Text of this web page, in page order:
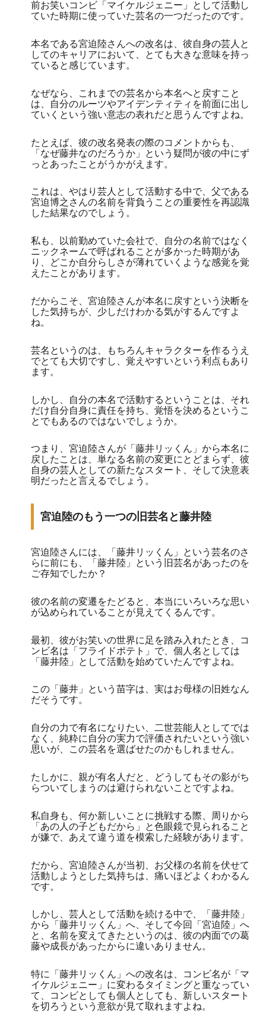
前お笑いコンビ「マイケルジェニー」として活動し
ていた時期に使っていた芸名の一つだったのです。
本名である宮迫陸さんへの改名は、彼自身の芸人と
してのキャリアにおいて、とても大きな意味を持っ
ていると感じています。
なぜなら、これまでの芸名から本名へと戻すこと
は、自分のルーツやアイデンティティを前面に出し
ていくという強い意志の表れだと思うんですよね。
たとえば、彼の改名発表の際のコメントからも、
「なぜ藤井なのだろうか」という疑問が彼の中にず
っとあったことがうかがえます。
これは、やはり芸人として活動する中で、父である
宮迫博之さんの名前を背負うことの重要性を再認識
した結果なのでしょう。
私も、以前勤めていた会社で、自分の名前ではなく
ニックネームで呼ばれることが多かった時期があ
り、どこか自分らしさが薄れていくような感覚を覚
えたことがあります。
だからこそ、宮迫陸さんが本名に戻すという決断を
した気持ちが、少しだけわかる気がするんですよ
ね。
芸名というのは、もちろんキャラクターを作るうえ
でとても大切ですし、覚えやすいという利点もあり
ます。
しかし、自分の本名で活動するということは、それ
だけ自分自身に責任を持ち、覚悟を決めるというこ
とでもあるのではないでしょうか。
つまり、宮迫陸さんが「藤井リッくん」から本名に
戻したことは、単なる名前の変更にとどまらず、彼
自身の芸人としての新たなスタート、そして決意表
明だったと言えるでしょう。
宮迫陸のもう一つの旧芸名と藤井陸
宮迫陸さんには、「藤井リッくん」という芸名のさ
らに前にも、「藤井陸」という旧芸名があったのを
ご存知でしたか？
彼の名前の変遷をたどると、本当にいろいろな思い
が込められていることが見えてくるんです。
最初、彼がお笑いの世界に足を踏み入れたとき、コ
ンビ名は「フライドポテト」で、個人名としては
「藤井陸」として活動を始めていたんですよね。
この「藤井」という苗字は、実はお母様の旧姓なん
だそうです。
自分の力で有名になりたい、二世芸能人としてでは
なく、純粋に自分の実力で評価されたいという強い
思いが、この芸名を選ばせたのかもしれません。
たしかに、親が有名人だと、どうしてもその影がち
らついてしまうのは避けられないことですよね。
私自身も、何か新しいことに挑戦する際、周りから
「あの人の子どもだから」と色眼鏡で見られること
が嫌で、あえて違う道を模索した経験があります。
だから、宮迫陸さんが当初、お父様の名前を伏せて
活動しようとした気持ちは、痛いほどよくわかるん
です。
しかし、芸人として活動を続ける中で、「藤井陸」
から「藤井リッくん」へ、そして今回「宮迫陸」へ
と、名前を変えてきたというのは、彼の内面での葛
藤や成長があったからに違いありません。
特に「藤井リッくん」への改名は、コンビ名が「マ
イケルジェニー」に変わるタイミングと重なってい
て、コンビとしても個人としても、新しいスタート
を切ろうという意欲が見て取れますよね。